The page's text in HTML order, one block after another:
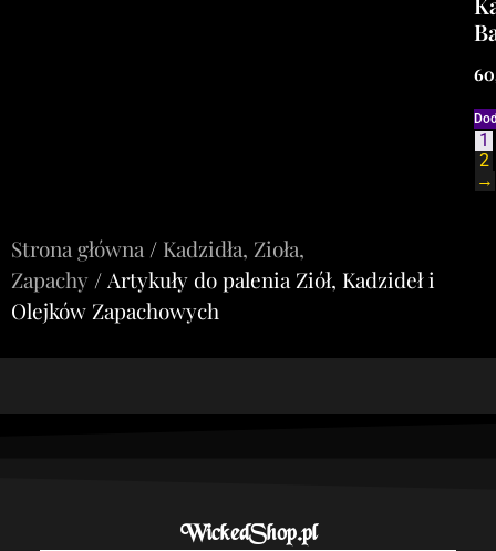
1
2
→
Strona główna / Kadzidła, Zioła,
Zapachy / Artykuły do palenia Ziół, Kadzideł i
Olejków Zapachowych
WickedShop.pl